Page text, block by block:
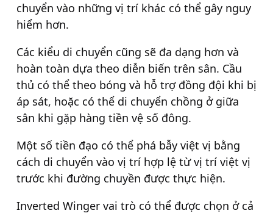
chuyển vào những vị trí khác có thể gây nguy
hiểm hơn.
Các kiểu di chuyển cũng sẽ đa dạng hơn và
hoàn toàn dựa theo diễn biến trên sân. Cầu
thủ có thể theo bóng và hỗ trợ đồng đội khi bị
áp sát, hoặc có thể di chuyển chồng ở giữa
sân khi gặp hàng tiền vệ số đông.
Một số tiền đạo có thể phá bẫy việt vị bằng
cách di chuyển vào vị trí hợp lệ từ vị trí việt vị
trước khi đường chuyền được thực hiện.
Inverted Winger vai trò có thể được chọn ở cả